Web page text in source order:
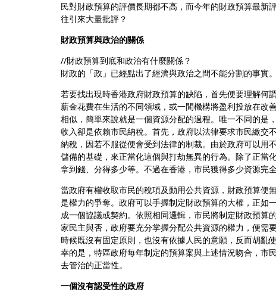
民對財政預算的評價長期都不高，而今年的財政預算最
往引來大量批評？
財政預算與政治的關係
//財政預算到底和政治有什麼關係？
財政的「政」已經點出了經濟與政治之間不能分割的事實
若要找出現時香港政府財政預算的缺陷，首先便要理解何
薪金花費在生活的不同領域，或一間機構將盈利投放在改
相似，簡單來說就是一個資源分配的過程。唯一不同的是
收入卻是依賴市民納稅。首先，政府以法律要求市民繳交
納稅，因若不服從便會受到法律的制裁。由於政府可以用
儲備的基礎，來正當化這個與打劫無異的行為。除了正當
拿到錢、分得多少等。不過在香港，市民獲得多少資源完
當政府有權收取市民的稅項及動用公共資源，財政預算便
是權力的爭奪。政府可以手握制定財政預算的大權，正如
成一個協議或契約。依照相同邏輯，市民將制定財政預算
家民主與否，政府要充分掌握分配公共資源的權力，便需
時候既沒有固定原則，也沒有依據人民的意願，反而胡亂
幸的是，特區政府每年制定的預算案與上述情況吻合，市
去管治的正當性。
一個沒有認受性的政府